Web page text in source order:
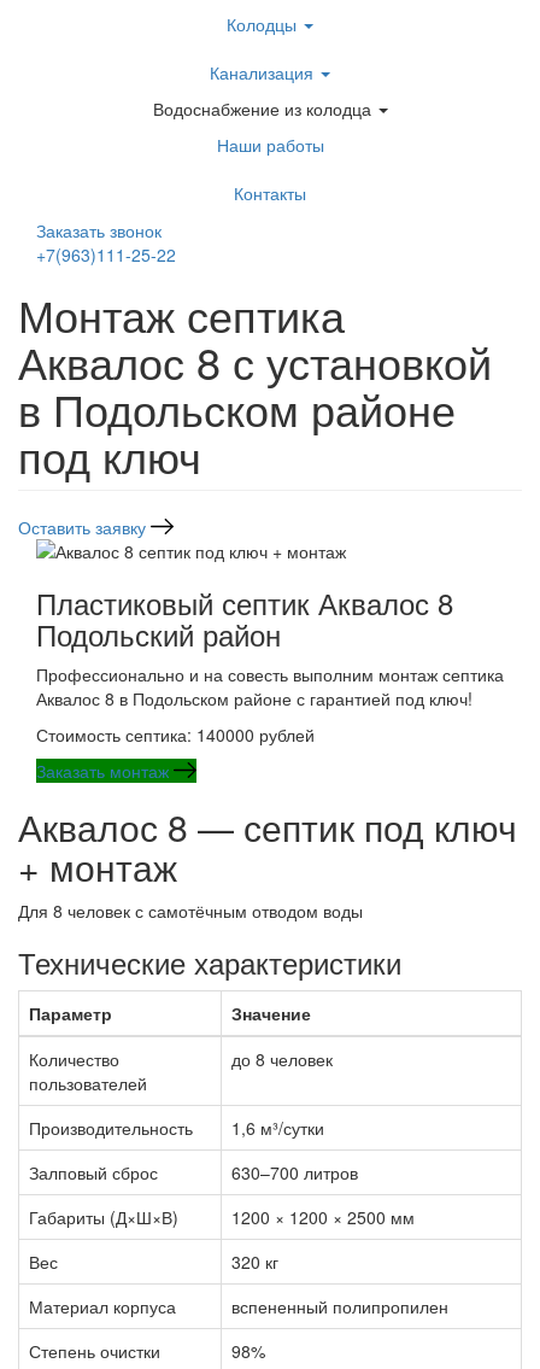
Колодцы
Канализация
Водоснабжение из колодца
Наши работы
Контакты
Заказать звонок
+7(963)111-25-22
Монтаж септика
Аквалос 8 с установкой
в Подольском районе
под ключ
Оставить заявку
Пластиковый септик Аквалос 8
Подольский район
Профессионально и на совесть выполним монтаж септика
Аквалос 8 в Подольском районе с гарантией под ключ!
Стоимость септика: 140000 рублей
Заказать монтаж
Аквалос 8 — септик под ключ
+ монтаж
Для 8 человек с самотёчным отводом воды
Технические характеристики
Параметр
Значение
Количество
пользователей
до 8 человек
Производительность
1,6 м³/сутки
Залповый сброс
630–700 литров
Габариты (Д×Ш×В)
1200 × 1200 × 2500 мм
Вес
320 кг
Материал корпуса
вспененный полипропилен
Степень очистки
98%